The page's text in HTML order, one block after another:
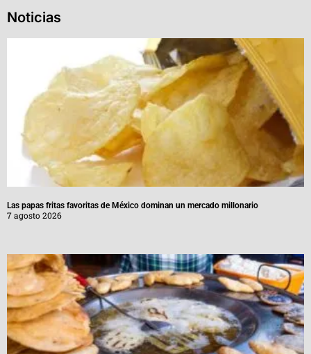
Noticias
Las papas fritas favoritas de México dominan un mercado millonario
7 agosto 2026